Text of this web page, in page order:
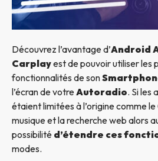
Découvrez l’avantage d’Android
Carplayest de pouvoir utiliser les
fonctionnalités de son
l’écran de votreAutoradio. Si les
étaient limitées à l’origine comme
musique et la recherche web alors
possibilité d’étendre ces
modes.